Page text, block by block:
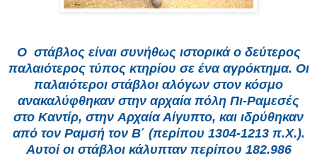
Ο στάβλος είναι συνήθως ιστορικά ο δεύτερος
παλαιότερος τύπος κτηρίου σε ένα αγρόκτημα. Οι
παλαιότεροι στάβλοι αλόγων στον κόσμο
ανακαλύφθηκαν στην αρχαία πόλη Πι-Ραμεσές
στο Καντίρ, στην Αρχαία Αίγυπτο, και ιδρύθηκαν
από τον Ραμσή τον Β΄ (περίπου 1304-1213 π.Χ.).
Αυτοί οι στάβλοι κάλυπταν περίπου 182.986